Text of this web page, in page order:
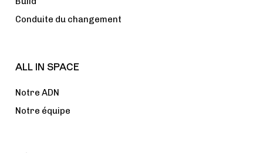
Conduite du changement
ALL IN SPACE
Notre ADN
Notre équipe